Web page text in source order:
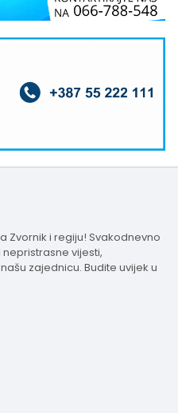
Zvornik i regiju! Svakodnevno
vijesti,
zajednicu. Budite uvijek u